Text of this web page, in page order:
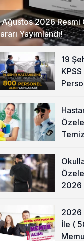
Ağustos 2026 Resmi
Yayımlandı!
19
Özele
2026
2026
İle (